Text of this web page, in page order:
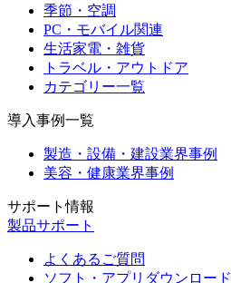
季節・空調
PC・モバイル関連
生活家電・雑貨
トラベル・アウトドア
カテゴリー一覧
導入事例一覧
製造・設備・建設業界事例
美容・健康業界事例
サポート情報
製品サポート
よくあるご質問
ソフト・アプリダウンロード